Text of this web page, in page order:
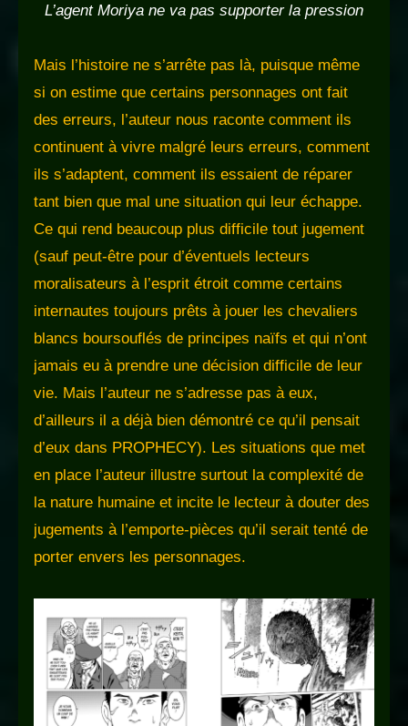
L’agent Moriya ne va pas supporter la pression
Mais l’histoire ne s’arrête pas là, puisque même
si on estime que certains personnages ont fait
des erreurs, l’auteur nous raconte comment ils
continuent à vivre malgré leurs erreurs, comment
ils s’adaptent, comment ils essaient de réparer
tant bien que mal une situation qui leur échappe.
Ce qui rend beaucoup plus difficile tout jugement
(sauf peut-être pour d’éventuels lecteurs
moralisateurs à l’esprit étroit comme certains
internautes toujours prêts à jouer les chevaliers
blancs boursouflés de principes naïfs et qui n’ont
jamais eu à prendre une décision difficile de leur
vie. Mais l’auteur ne s’adresse pas à eux,
d’ailleurs il a déjà bien démontré ce qu’il pensait
d’eux dans PROPHECY). Les situations que met
en place l’auteur illustre surtout la complexité de
la nature humaine et incite le lecteur à douter des
jugements à l’emporte-pièces qu’il serait tenté de
porter envers les personnages.